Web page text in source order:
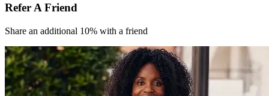
Refer A Friend​
Share an additional 10% with a friend